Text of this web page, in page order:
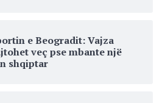
e Beogradit: Vajza
veç pse mbante një
shqiptar